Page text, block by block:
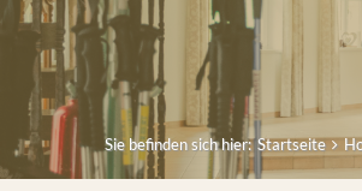
Sie befinden sich hier: Startseite